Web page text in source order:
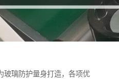
玻璃防护量身打造，各项优